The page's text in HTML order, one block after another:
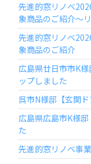
先進的窓リノベ
象商品のご紹介～
先進的窓リノベ
象商品のご紹介
広島県廿日市市K
ップしました
呉市N様邸【玄関
広島県広島市K様
た
先進的窓リノベ事